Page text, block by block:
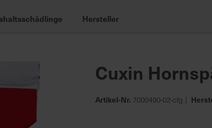
Hersteller
Cuxin
Artikel-Nr. 7000490-02-cfg